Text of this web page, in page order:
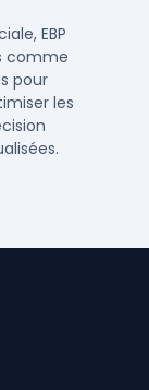
EBP
comme
pour
les